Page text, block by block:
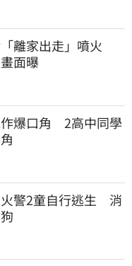
離家出走」噴火
面曝
爆口角　2高中同學
警2童自行逃生　消